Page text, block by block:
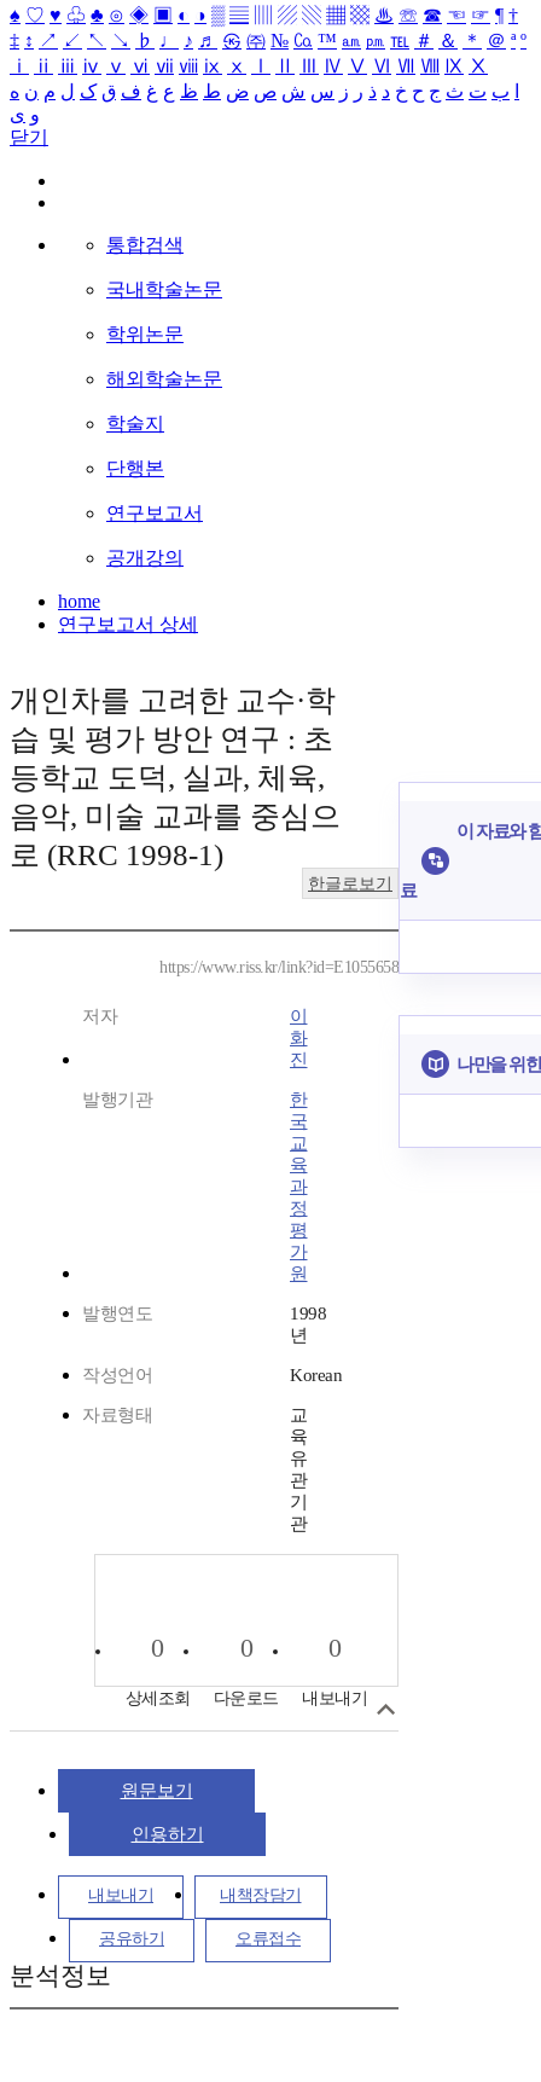
♠ ♡ ♥ ♧ ♣ ⊙ ◈ ▣ ◐ ◑ ▒ ▤ ▨ ▧ ▦ ▩ ♨ ☏ ☎ ☜ ☞ ¶ †
‡ ↕ ↗ ↙ ↖ ↘ ♭ ♩ ♪ ♬ ㉿ ㈜ № ㏇ ™ ㏂ ㏘ ℡ ＃ ＆ ＊ ＠ ª º
ⅰ
ⅱ ⅲ ⅳ ⅴ ⅵ ⅶ ⅷ ⅸ ⅹ Ⅳ Ⅴ Ⅵ Ⅶ Ⅷ Ⅸ Ⅹ
ب ت ث ج ح خ د ذ ر ز س ش ص ض ط ظ ع غ ف ق ک ل م ن ه
و ی
닫기
통합검색
국내학술논문
학위논문
해외학술논문
학술지
단행본
연구보고서
공개강의
home
연구보고서 상세
개인차를 고려한 교수·학
습 및 평가 방안 연구 : 초
등학교 도덕, 실과, 체육,
음악, 미술 교과를 중심으
로 (RRC 1998-1)
한글로보기
https://www.riss.kr/link?id=E1055658
저자
이
화
진
발행기관
한
국
교
육
과
정
평
가
원
발행연도
1998
년
작성언어 Korean
자료형태
교
육
유
관
기
관
0
상세조회
0
다운로드
0
내보내기
원문보기
인용하기
내보내기 내책장담기
공유하기 오류접수
분석정보
이 자료와
료
나만을 위